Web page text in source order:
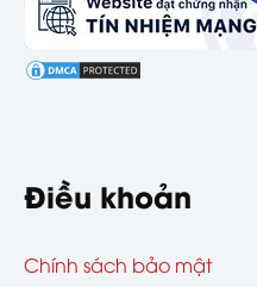
Điều khoản
Chính sách bảo mật